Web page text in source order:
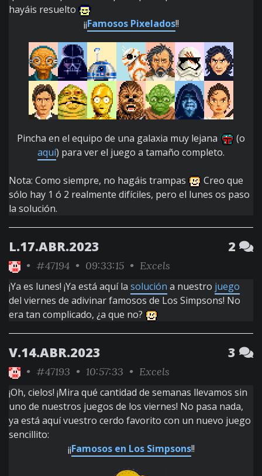
hayáis resuelto
¡¡Famosos Pixelados!!
Pincha en el equipo de una galaxia muy lejana
(o
aquí) para ver el juego a tamaño completo.
Nota: Como siempre, no hagáis trampas
Creo que
sólo hay 1 ó 2 realmente difíciles, pero el lunes os paso
la solución.
L.17.ABR.2023 2
• #47194 • 09:33:15 • Excels
¡Ya es lunes! ¡Ya está aquí la solución a nuestro juego
del viernes de adivinar famosos de Los Simpsons! No
era tan complicado, ¿a que no?
V.14.ABR.2023 3
• #47193 • 10:57:33 • Excels
¡Oh, cielos! ¡Mira qué cantidad de semanas llevamos sin
uno de nuestros juegos de los viernes! No pasa nada,
ya está aquí vuestro cerdo favorito con un nuevo juego
sencillito:
¡¡Famosos en Los Simpsons!!